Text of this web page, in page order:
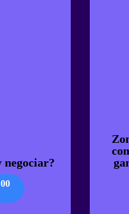
negociar?